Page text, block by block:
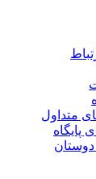
متداول
پایگاه
دوستان